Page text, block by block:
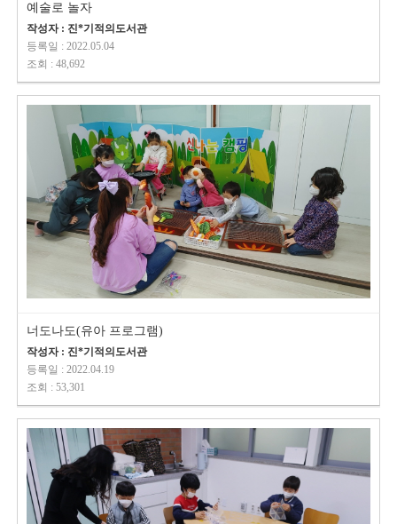
예술로 놀자
작성자 : 진*기적의도서관
등록일 : 2022.05.04
조회 : 48,692
너도나도(유아 프로그램)
작성자 : 진*기적의도서관
등록일 : 2022.04.19
조회 : 53,301